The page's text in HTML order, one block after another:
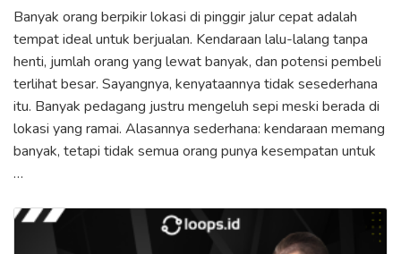
Banyak orang berpikir lokasi di pinggir jalur cepat adalah
tempat ideal untuk berjualan. Kendaraan lalu-lalang tanpa
henti, jumlah orang yang lewat banyak, dan potensi pembeli
terlihat besar. Sayangnya, kenyataannya tidak sesederhana
itu. Banyak pedagang justru mengeluh sepi meski berada di
lokasi yang ramai. Alasannya sederhana: kendaraan memang
banyak, tetapi tidak semua orang punya kesempatan untuk
…